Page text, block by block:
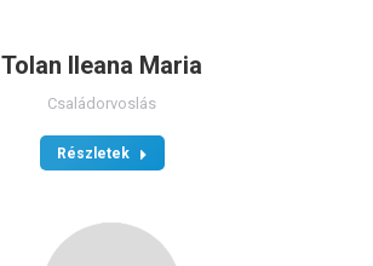
Tolan Ileana Maria
Családorvoslás
Részletek